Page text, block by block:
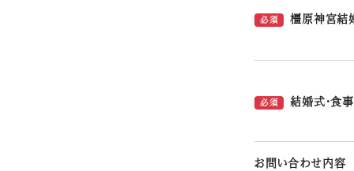
必須 橿原神宮結
必須 結婚式・食
お問い合わせ内容